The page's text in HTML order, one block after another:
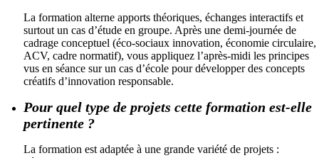
La formation alterne apports théoriques, échanges interactifs et
surtout un cas d’étude en groupe. Après une demi-journée de
cadrage conceptuel (éco-sociaux innovation, économie circulaire,
ACV, cadre normatif), vous appliquez l’après-midi les principes
vus en séance sur un cas d’école pour développer des concepts
créatifs d’innovation responsable.
Pour quel type de projets cette formation est-elle
pertinente ?
La formation est adaptée à une grande variété de projets :